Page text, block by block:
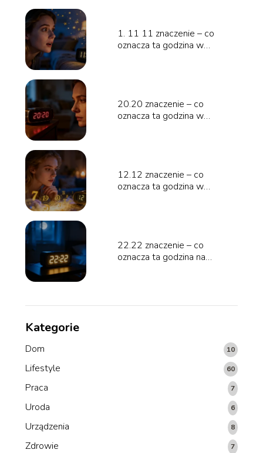
1. 11 11 znaczenie – co
oznacza ta godzina w
20.20 znaczenie – co
oznacza ta godzina w
12.12 znaczenie – co
oznacza ta godzina w
22.22 znaczenie – co
oznacza ta godzina na
Kategorie
Dom 10
Lifestyle 60
Praca 7
Uroda 6
Urządzenia 8
Zdrowie 7